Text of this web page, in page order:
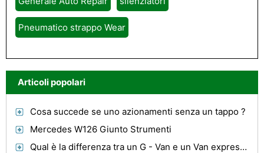
Pneumatico strappo Wear
Articoli popolari
Cosa succede se uno azionamenti senza un tappo ?
Mercedes W126 Giunto Strumenti
Qual è la differenza tra un G - Van e un Van express ?